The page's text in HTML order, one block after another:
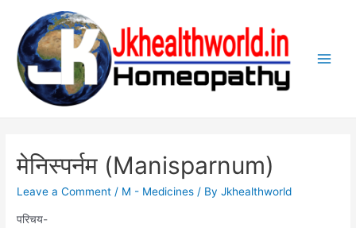
content
मेनिस्पर्नम (Manisparnum)
Leave a Comment / M - Medicines / ByJkhealthworld
परिचय-